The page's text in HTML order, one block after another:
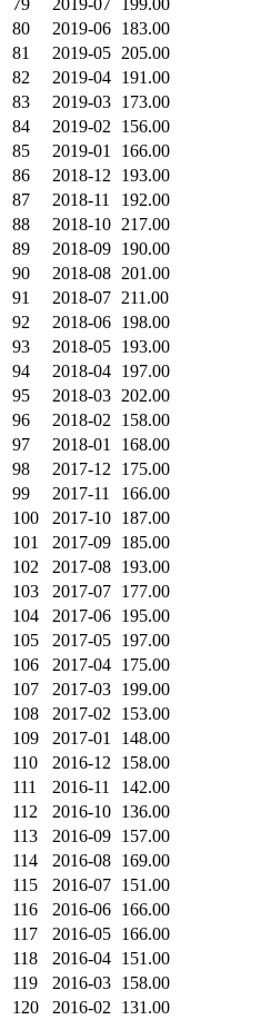
80
2019-06 183.00
81
2019-05 205.00
82
2019-04 191.00
83
2019-03 173.00
84
2019-02
156.00
85
2019-01
166.00
86
2018-12
193.00
87
2018-11
192.00
88
2018-10 217.00
89
2018-09 190.00
90
2018-08 201.00
91
2018-07 211.00
92
2018-06 198.00
93
2018-05 193.00
94
2018-04 197.00
95
2018-03 202.00
96
2018-02
158.00
97
2018-01
168.00
98
2017-12
175.00
99
2017-11
166.00
100
2017-10 187.00
101
2017-09 185.00
102
2017-08 193.00
103
2017-07 177.00
104
2017-06 195.00
105
2017-05 197.00
106
2017-04 175.00
107
2017-03 199.00
108
2017-02
153.00
109
2017-01
148.00
110
2016-12
158.00
111
2016-11
142.00
112
2016-10 136.00
113
2016-09 157.00
114
2016-08 169.00
115
2016-07 151.00
116
2016-06 166.00
117
2016-05 166.00
118
2016-04 151.00
119
2016-03 158.00
120
2016-02
131.00